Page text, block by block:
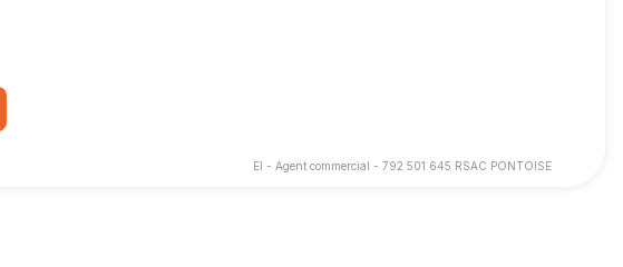
EI - Agent commercial - 792 501 645 RSAC PONTOISE